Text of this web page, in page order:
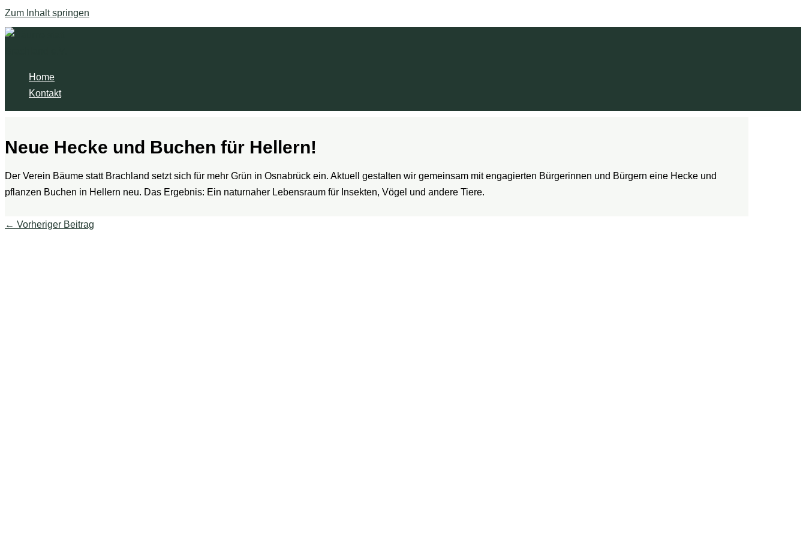
Zum Inhalt springen
Home
Kontakt
Neue Hecke und Buchen für Hellern!
Der Verein Bäume statt Brachland setzt sich für mehr Grün in Osnabrück ein. Aktuell gestalten wir gemeinsam mit engagierten Bürgerinnen und Bürgern eine Hecke und
pflanzen Buchen in Hellern neu. Das Ergebnis: Ein naturnaher Lebensraum für Insekten, Vögel und andere Tiere.
← Vorheriger Beitrag